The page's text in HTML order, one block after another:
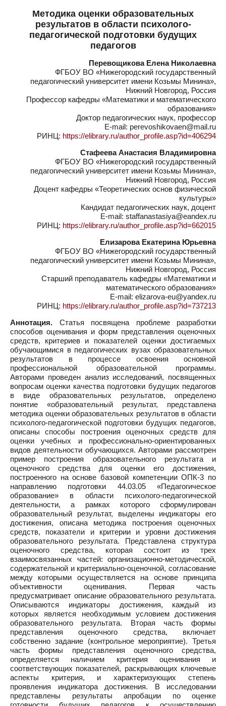
Методика оценки образовательных
результатов в области психолого-
педагогической подготовки будущих
педагогов
Перевощикова Елена Николаевна
ФГБОУ ВО «Нижегородский государственный
педагогический университет имени Козьмы Минина»,
Нижний Новгород, Россия
Профессор кафедры «Математики и математического
образования»
Доктор педагогических наук, профессор
E-mail: perevoshikovaen@mail.ru
РИНЦ: https://elibrary.ru/author_profile.asp?id=406294
Стафеева Анастасия Владимировна
ФГБОУ ВО «Нижегородский государственный
педагогический университет имени Козьмы Минина»,
Нижний Новгород, Россия
Доцент кафедры «Теоретических основ физической
культуры»
Кандидат педагогических наук, доцент
E-mail: staffanastasiya@eandex.ru
РИНЦ: https://elibrary.ru/author_profile.asp?id=662015
Елизарова Екатерина Юрьевна
ФГБОУ ВО «Нижегородский государственный
педагогический университет имени Козьмы Минина»,
Нижний Новгород, Россия
Старший преподаватель кафедры «Математики и
математического образования»
E-mail: elizarova-eu@yandex.ru
РИНЦ: https://elibrary.ru/author_profile.asp?id=737213
Аннотация. Статья посвящена проблеме разработки
способов оценивания и форм представления оценочных
средств, критериев и показателей оценки достигаемых
обучающимися в педагогических вузах образовательных
результатов в процессе освоения основной
профессиональной образовательной программы.
Авторами проведен анализ исследований, посвященных
вопросам оценки качества подготовки будущих педагогов
в виде образовательных результатов, определено
понятие «образовательный результат, представлена
методика оценки образовательных результатов в области
психолого-педагогической подготовки будущих педагогов,
описаны способы построения оценочных средств для
оценки учебных и профессионально-ориентированных
видов деятельности обучающихся. Авторами рассмотрен
пример построения образовательного результата и
оценочного средства для оценки его достижения,
построенного на основе базовой компетенции ОПК-3 по
направлению подготовки 44.03.05 «Педагогическое
образование» в области психолого-педагогической
деятельности, а рамках которого сформулирован
образовательный результат, выделены индикаторы его
достижения, описана методика построения оценочных
средств, показатели и критерии и уровни достижения
образовательного результата. Представлена структура
оценочного средства, которая состоит из трех
взаимосвязанных частей: организационно-методической,
содержательной и критериально-оценочной, согласование
между которыми осуществляется на основе принципа
объективности оценивания. Первая часть
предусматривает описание образовательного результата.
Описываются индикаторы достижения, каждый из
которых является необходимым условием достижения
образовательного результата. Вторая часть формы
представления оценочного средства, включает
собственно задание (контрольное мероприятие). Третья
часть формы представления оценочного средства,
определяется наличием критерия оценивания и
соответствующих показателей, раскрывающих ключевые
аспекты критерия, и характеризующих степень
проявления индикатора достижения. В исследовании
представлены результаты апробации по оценке